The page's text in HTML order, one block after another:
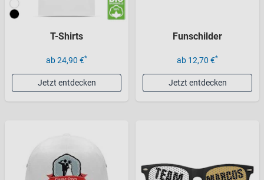
T-Shirts
ab 24,90 €*
Jetzt entdecken
Funschilder
ab 12,70 €*
Jetzt entdecken